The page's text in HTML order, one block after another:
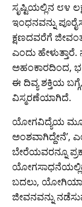
ಸೃಷ್ಟಿಯಲ್ಲಿನ ೮೪
ಇಂಧನವನ್ನು
ಕ್ಷಣದವರೆಗೆ
ಎಂದು
ಅಹಂಕಾರದಿಂದ,
ಈ ದಿವ್ಯ ಶಕ್ತಿಯ
ವಿಸ್ಮರಣೆಯಾಗಿದೆ.
ಯೋಗವಿದ್ಯೆಯ
ಅಂಶವಾಗಿದ್ದೇನೆ’,
ಬೇರೆಯವರನ್ನೂ
ಬದಲು,
ಜೀವನವನ್ನು